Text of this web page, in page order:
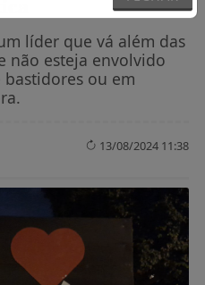
FECHAR
líder que vá além das
não esteja envolvido
ou em
13/08/2024 11:38